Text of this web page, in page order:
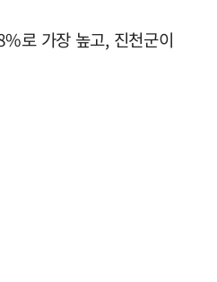
로 가장 높고, 진천군이